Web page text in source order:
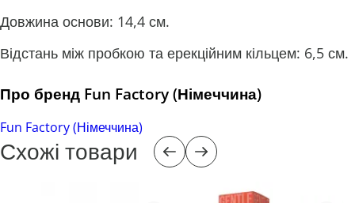
Довжина основи: 14,4 см.
Відстань між пробкою та ерекційним кільцем: 6,5 см.
Про бренд Fun Factory (Німеччина)
Fun Factory (Німеччина)
Схожі товари